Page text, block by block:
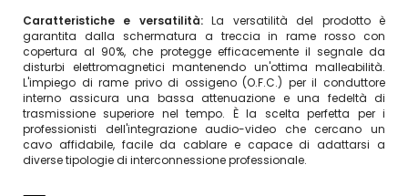
Caratteristiche e versatilità:La versatilità del prodotto è
garantita dalla schermatura a treccia in rame rosso con
copertura al 90%, che protegge efficacemente il segnale da
disturbi elettromagnetici mantenendo un'ottima malleabilità.
L'impiego di rame privo di ossigeno (O.F.C.) per il conduttore
interno assicura una bassa attenuazione e una fedeltà di
trasmissione superiore nel tempo. È la scelta perfetta per i
professionisti dell'integrazione audio-video che cercano un
cavo affidabile, facile da cablare e capace di adattarsi a
diverse tipologie di interconnessione professionale.